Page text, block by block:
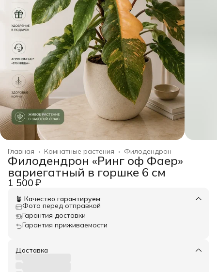
Филодендрон
Комнатные растения ›
Главная ›
Филодендрон «Ринг оф Фаер»
вариегатный в горшке 6 см
1 500 ₽
🪴 Качество гарантируем:
Фото перед отправкой
Гарантия доставки
Гарантия приживаемости
Доставка